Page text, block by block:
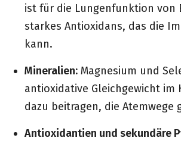
ist für die Lungenfunktion von
starkes Antioxidans, das die
kann.
Mineralien: Magnesium und
antioxidative Gleichgewicht im
dazu beitragen, die Atemwege
Antioxidantien und sekundäre